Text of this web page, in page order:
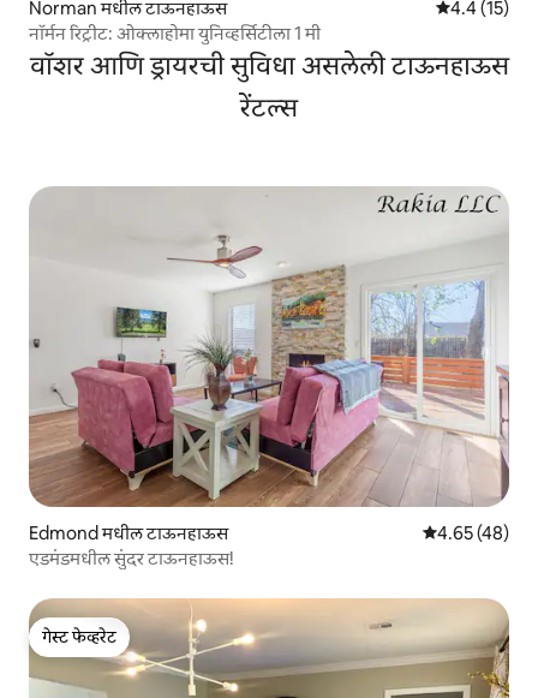
Norman मधील टाऊनहाऊस 5 पैकी 4.4
4.4 (15)
नॉर्मन रिट्रीट: ओक्लाहोमा युनिव्हर्सिटीला 1 मी
वॉशर आणि ड्रायरची सुविधा असलेली टाऊनहाऊस
रेंटल्स
Edmond मधील टाऊनहाऊस 5 पैकी 4.65
4.65 (48)
एडमंडमधील सुंदर टाऊनहाऊस!
गेस्ट फेव्हरेट
गेस्ट फेव्हरेट